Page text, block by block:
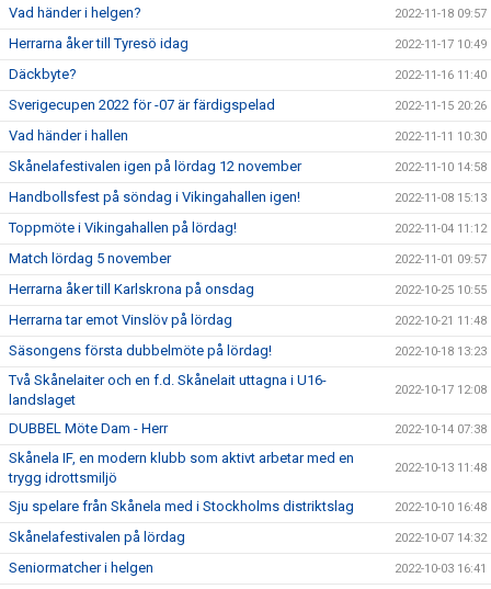
Vad händer i helgen? 2022-11-18 09:57
Herrarna åker till Tyresö idag 2022-11-17 10:49
Däckbyte? 2022-11-16 11:40
Sverigecupen 2022 för -07 är färdigspelad 2022-11-15 20:26
Vad händer i hallen 2022-11-11 10:30
Skånelafestivalen igen på lördag 12 november 2022-11-10 14:58
Handbollsfest på söndag i Vikingahallen igen! 2022-11-08 15:13
Toppmöte i Vikingahallen på lördag! 2022-11-04 11:12
Match lördag 5 november 2022-11-01 09:57
Herrarna åker till Karlskrona på onsdag 2022-10-25 10:55
Herrarna tar emot Vinslöv på lördag 2022-10-21 11:48
Säsongens första dubbelmöte på lördag! 2022-10-18 13:23
Två Skånelaiter och en f.d. Skånelait uttagna i U16-
landslaget
2022-10-17 12:08
DUBBEL Möte Dam - Herr 2022-10-14 07:38
Skånela IF, en modern klubb som aktivt arbetar med en
trygg idrottsmiljö
2022-10-13 11:48
Sju spelare från Skånela med i Stockholms distriktslag 2022-10-10 16:48
Skånelafestivalen på lördag 2022-10-07 14:32
Seniormatcher i helgen 2022-10-03 16:41